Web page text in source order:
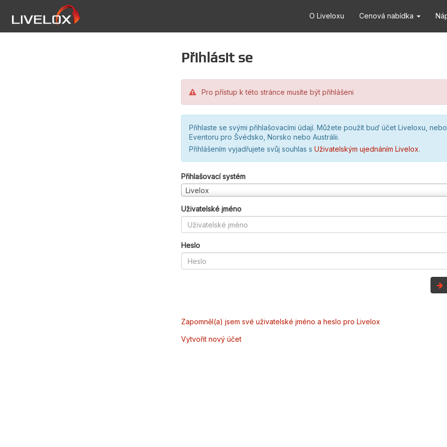
O Liveloxu Cenová nabídka
Přihlásit se
Pro přístup k této stránce musíte být přihlášeni
Přihlaste se svými přihlašovacími údají. Můžete použít buď účet Liveloxu,
Eventoru pro Švédsko, Norsko nebo Austrálii.
Přihlášením vyjadřujete svůj souhlas s Uživatelským ujednáním Livelox.
Přihlašovací systém
Livelox
Uživatelské jméno
Heslo
Zapomněl(a) jsem své uživatelské jméno a heslo pro Livelox
Vytvořit nový účet